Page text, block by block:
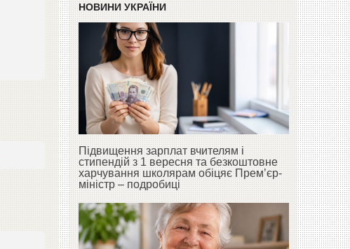
НОВИНИ УКРАЇНИ
Підвищення зарплат вчителям і
стипендій з 1 вересня та безкоштовне
харчування школярам обіцяє Прем’єр-
міністр – подробиці